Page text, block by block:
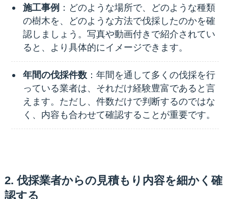
施工事例 ：どのような場所で、どのような種類
の樹木を、どのような方法で伐採したのかを確
認しましょう。写真や動画付きで紹介されてい
ると、より具体的にイメージできます。
年間の伐採件数：年間を通して多くの伐採を行
っている業者は、それだけ経験豊富であると言
えます。ただし、件数だけで判断するのではな
く、内容も合わせて確認することが重要です。
2. 伐採業者からの見積もり内容を細かく確
認する